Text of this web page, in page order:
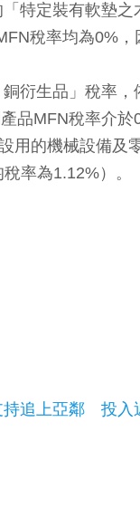
特定裝有軟墊
稅率均為0%
衍生品」稅率
品MFN稅率介
用的機械設備
率為1.12%）。
持追上亞鄰 投入